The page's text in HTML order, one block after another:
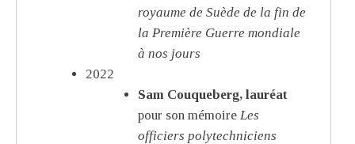
royaume de Suède de la fin de
la Première Guerre mondiale
à nos jours
2022
Sam Couqueberg, lauréat
pour son mémoire Les
officiers polytechniciens